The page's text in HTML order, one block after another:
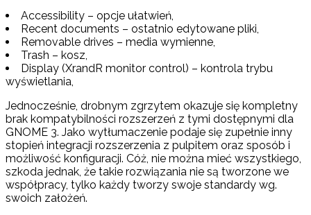
Accessibility – opcje ułatwień,
Recent documents – ostatnio edytowane pliki,
Removable drives – media wymienne,
Trash – kosz,
Display (XrandR monitor control) – kontrola trybu
wyświetlania,
Jednocześnie, drobnym zgrzytem okazuje się kompletny
brak kompatybilności rozszerzeń z tymi dostępnymi dla
GNOME 3. Jako wytłumaczenie podaje się zupełnie inny
stopień integracji rozszerzenia z pulpitem oraz sposób i
możliwość konfiguracji. Cóż, nie można mieć wszystkiego,
szkoda jednak, że takie rozwiązania nie są tworzone we
współpracy, tylko każdy tworzy swoje standardy wg.
swoich założeń.